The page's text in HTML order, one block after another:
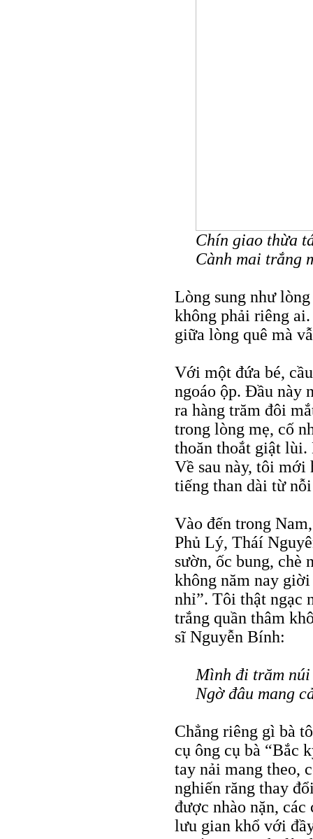
Chín giao thừa
Cành mai trắng
Lòng sung như
không phải riêng
giữa lòng quê mà
Với một đứa bé,
ngoáo ộp. Đầu này
ra hàng trăm đôi
trong lòng mẹ, cố
thoăn thoắt giật
Về sau này, tôi mới
tiếng than dài từ
Vào đến trong
Phủ Lý, Tháí
sườn, ốc bung,
không năm nay
nhỉ”. Tôi thật ngạc
trắng quần thâm
sĩ Nguyễn Bính:
Mình đi trăm núi
Ngờ đâu mang
Chẳng riêng gì bà
cụ ông cụ bà “Bắc
tay nải mang theo,
nghiến răng thay
được nhào nặn,
lưu gian khổ với